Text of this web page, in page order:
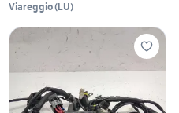
Viareggio(LU)